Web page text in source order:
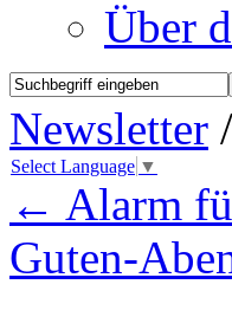
Über
Newsletter
Select Language ▼
← Alarm
Guten-